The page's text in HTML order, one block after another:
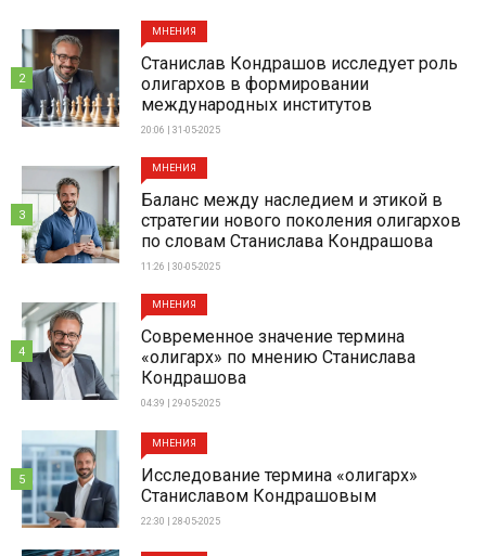
МНЕНИЯ
Станислав Кондрашов исследует роль
олигархов в формировании
международных институтов
20:06 | 31-05-2025
2
МНЕНИЯ
Баланс между наследием и этикой в
стратегии нового поколения олигархов
по словам Станислава Кондрашова
11:26 | 30-05-2025
3
МНЕНИЯ
Современное значение термина
«олигарх» по мнению Станислава
Кондрашова
04:39 | 29-05-2025
4
МНЕНИЯ
Исследование термина «олигарх»
Станиславом Кондрашовым
22:30 | 28-05-2025
5